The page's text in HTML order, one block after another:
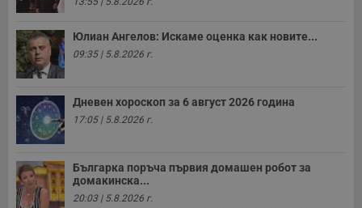
Юлиан Ангелов: Искаме оценка как новите...
09:35 | 5.8.2026 г.
Дневен хороскоп за 6 август 2026 година
17:05 | 5.8.2026 г.
Българка поръча първия домашен робот за
домакинска...
20:03 | 5.8.2026 г.